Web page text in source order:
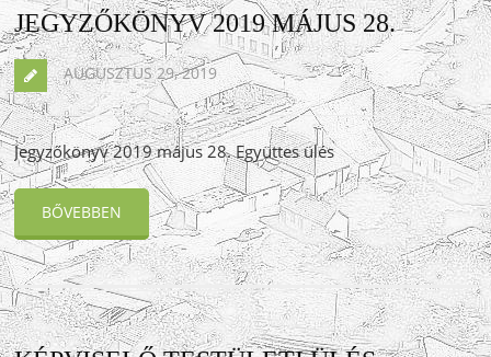
JEGYZŐKÖNYV 2019 MÁJUS 28.
AUGUSZTUS 29, 2019
Jegyzőkönyv 2019 május 28. Együttes ülés
BŐVEBBEN